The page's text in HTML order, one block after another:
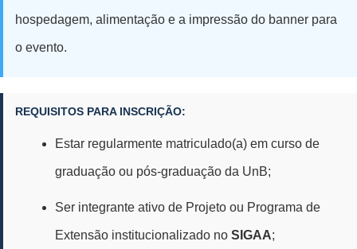
hospedagem, alimentação e a impressão do banner para
o evento.
REQUISITOS PARA INSCRIÇÃO:
Estar regularmente matriculado(a) em curso de
graduação ou pós-graduação da UnB;
Ser integrante ativo de Projeto ou Programa de
Extensão institucionalizado no SIGAA;